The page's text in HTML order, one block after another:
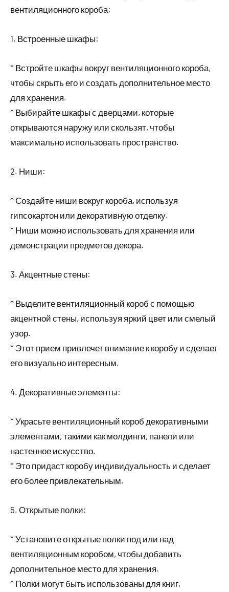
вентиляционного короба:
1. Встроенные шкафы:
* Встройте шкафы вокруг вентиляционного короба,
чтобы скрыть его и создать дополнительное место
для хранения.
* Выбирайте шкафы с дверцами, которые
открываются наружу или скользят, чтобы
максимально использовать пространство.
2. Ниши:
* Создайте ниши вокруг короба, используя
гипсокартон или декоративную отделку.
* Ниши можно использовать для хранения или
демонстрации предметов декора.
3. Акцентные стены:
* Выделите вентиляционный короб с помощью
акцентной стены, используя яркий цвет или смелый
узор.
* Этот прием привлечет внимание к коробу и сделает
его визуально интересным.
4. Декоративные элементы:
* Украсьте вентиляционный короб декоративными
элементами, такими как молдинги, панели или
настенное искусство.
* Это придаст коробу индивидуальность и сделает
его более привлекательным.
5. Открытые полки:
* Установите открытые полки под или над
вентиляционным коробом, чтобы добавить
дополнительное место для хранения.
* Полки могут быть использованы для книг,